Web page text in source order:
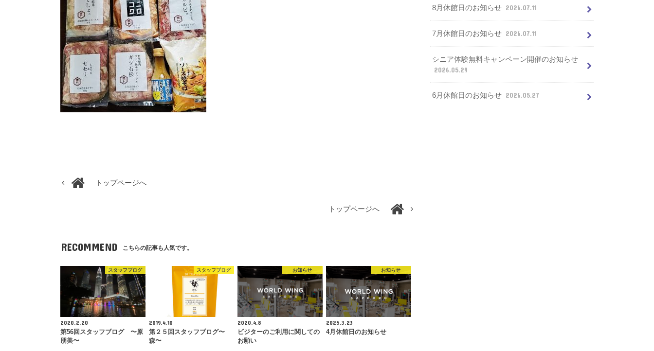
トップページへ
トップページへ
RECOMMEND こちらの記事も人気です。
スタッフブログ
2020.2.20
第56回スタッフブログ 〜原
朋美〜
スタッフブログ
2019.4.10
第２５回スタッフブログ〜
森〜
お知らせ
2020.4.8
ビジターのご利用に関しての
お願い
お知らせ
2025.3.23
4月休館日のお知らせ
8月休館日のお知らせ 2026.07.11
7月休館日のお知らせ 2026.07.11
シニア体験無料キャンペーン開催のお知らせ
2026.05.29
6月休館日のお知らせ 2026.05.27